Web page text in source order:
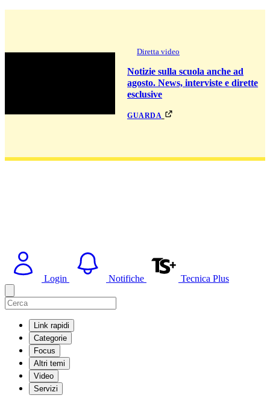
Diretta video
Notizie sulla scuola anche ad
agosto. News, interviste e dirette
esclusive
guarda
Login Notifiche Tecnica Plus
Link rapidi
Categorie
Focus
Altri temi
Video
Servizi